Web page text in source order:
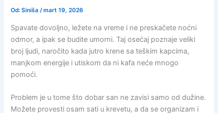
Od: Siniša/mart 19, 2026
Spavate dovoljno, ležete na vreme i ne preskačete noćni
odmor, a ipak se budite umorni. Taj osećaj poznaje veliki
broj ljudi, naročito kada jutro krene sa teškim kapcima,
manjkom energije i utiskom da ni kafa neće mnogo
pomoći.
Problem je u tome što dobar san ne zavisi samo od dužine.
Možete provesti osam sati u krevetu, a da se organizam i